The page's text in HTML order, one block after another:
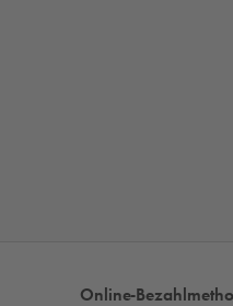
Online-